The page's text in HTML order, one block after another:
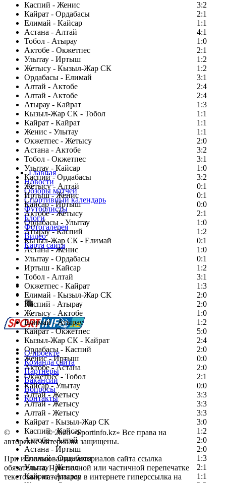
Каспий - Женис
3:2
Кайрат - Ордабасы
2:1
Елимай - Кайсар
1:1
Астана - Алтай
4:1
Тобол - Атырау
1:0
Актобе - Окжетпес
2:1
Улытау - Иртыш
1:2
Жетысу - Кызыл-Жар СК
1:2
Ордабасы - Елимай
3:1
Алтай - Актобе
2:4
Алтай - Актобе
2:4
Атырау - Кайрат
1:3
Кызыл-Жар СК - Тобол
1:1
Кайрат - Кайрат
1:1
Женис - Улытау
1:1
Окжетпес - Жетысу
2:0
Астана - Актобе
3:2
Тобол - Окжетпес
3:1
Улытау - Кайсар
1:0
Каспий - Ордабасы
3:2
Жетысу - Алтай
0:1
Иртыш - Женис
0:1
Кайсар - Иртыш
0:0
Актобе - Жетысу
2:1
Ордабасы - Улытау
1:0
Атырау - Каспий
1:2
Кызыл-Жар СК - Елимай
0:1
Астана - Женис
1:0
Улытау - Ордабасы
0:1
Иртыш - Кайсар
1:2
Тобол - Алтай
3:1
Окжетпес - Кайрат
1:3
Елимай - Кызыл-Жар СК
2:0
Каспий - Атырау
2:0
Жетысу - Актобе
1:0
Елимай - Атырау
1:2
Кайрат - Окжетпес
5:0
Кызыл-Жар СК - Кайрат
2:4
Ордабасы - Каспий
2:0
Женис - Иртыш
0:0
Актобе - Астана
2:0
Окжетпес - Тобол
2:1
Кайсар - Улытау
0:0
Алтай - Жетысу
3:3
Алтай - Жетысу
3:3
Алтай - Жетысу
3:3
Кайрат - Кызыл-Жар СК
3:0
Каспий - Кайсар
1:2
Актобе - Алтай
2:0
Астана - Иртыш
2:0
Елимай - Ордабасы
1:3
Улытау - Женис
2:1
Кайрат - Атырау
1:1
Главная
Новости
Обзоры матчей
Спортивный календарь
Футболисты
Блоги
Фотогалерея
Видео
Карта сайта
Есть идея?
Сообщить о мероприятии
Перейти на старый сайт
О проекте
Команда сайта
Партнеры
Вакансии
Вопросы
Контакты
© Copyright© 2025 «Sportinfo.kz» Все права на
авторские материалы защищены.
При использовании материалов сайта ссылка
обязательна. При полной или частичной перепечатке
текстовых материалов в интернете гиперссылка на